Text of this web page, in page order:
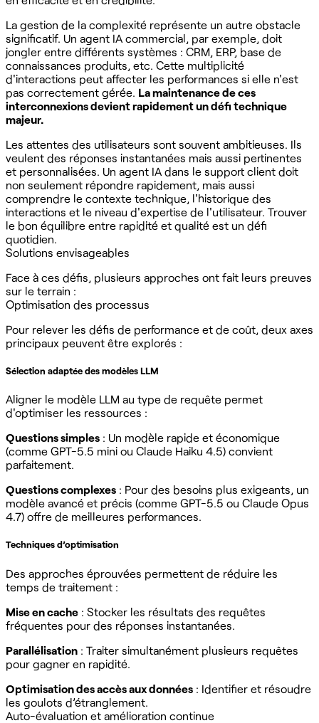
La gestion de la complexité représente un autre obstacle
significatif. Un agent IA commercial, par exemple, doit
jongler entre différents systèmes : CRM, ERP, base de
connaissances produits, etc. Cette multiplicité
d'interactions peut affecter les performances si elle n'est
pas correctement gérée. La maintenance de ces
interconnexions devient rapidement un défi technique
majeur.
Les attentes des utilisateurs sont souvent ambitieuses. Ils
veulent des réponses instantanées mais aussi pertinentes
et personnalisées. Un agent IA dans le support client doit
non seulement répondre rapidement, mais aussi
comprendre le contexte technique, l'historique des
interactions et le niveau d'expertise de l'utilisateur. Trouver
le bon équilibre entre rapidité et qualité est un défi
quotidien.
Solutions envisageables
Face à ces défis, plusieurs approches ont fait leurs preuves
sur le terrain :
Optimisation des processus
Pour relever les défis de performance et de coût, deux axes
principaux peuvent être explorés :
Sélection adaptée des modèles LLM
Aligner le modèle LLM au type de requête permet
d'optimiser les ressources :
Questions simples : Un modèle rapide et économique
(comme GPT-5.5 mini ou Claude Haiku 4.5) convient
parfaitement.
Questions complexes : Pour des besoins plus exigeants, un
modèle avancé et précis (comme GPT-5.5 ou Claude Opus
4.7) offre de meilleures performances.
Techniques d’optimisation
Des approches éprouvées permettent de réduire les
temps de traitement :
Mise en cache : Stocker les résultats des requêtes
fréquentes pour des réponses instantanées.
Parallélisation : Traiter simultanément plusieurs requêtes
pour gagner en rapidité.
Optimisation des accès aux données : Identifier et résoudre
les goulots d’étranglement.
Auto-évaluation et amélioration continue